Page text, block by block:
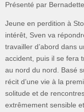
Présenté par Bernadette
Jeune en perdition à
intérêt, Sven va
travailler d’abord dans
accident, puis il se fera
au nord du nord. Basé
récit d’une vie à la
solitude et de
extrêmement sensible